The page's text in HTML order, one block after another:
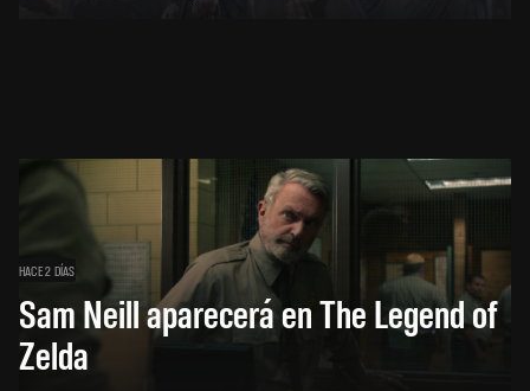
HACE 2 DÍAS
Sam Neill aparecerá en The Legend of
Zelda